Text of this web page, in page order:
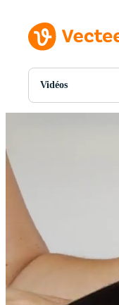
Vidéos
Toutes Images